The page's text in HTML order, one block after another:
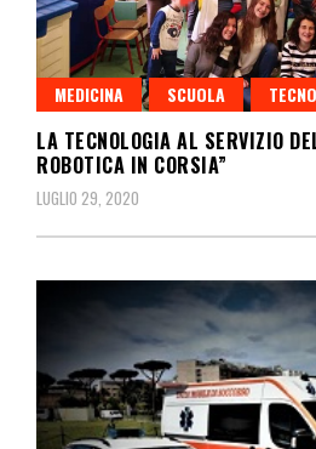
MEDICINA SCUOLA
LA TECNOLOGIA AL SERVIZIO
ROBOTICA IN CORSIA”
LUGLIO 29, 2020